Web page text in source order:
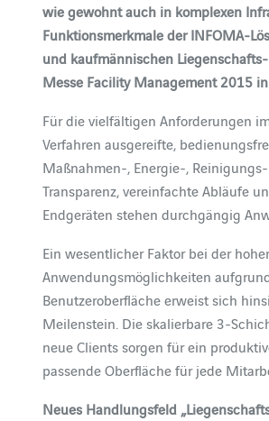
wie gewohnt auch in komplexen
Funktionsmerkmale der INFOMA-
und kaufmännischen
Messe Facility Management 2015
Für die vielfältigen Anforderungen
Verfahren ausgereifte,
Maßnahmen-, Energie-,
Transparenz, vereinfachte Abläufe
Endgeräten stehen durchgängig
Ein wesentlicher Faktor bei der
Anwendungsmöglichkeiten
Benutzeroberfläche erweist sich
Meilenstein. Die skalierbare 3-
neue Clients sorgen für ein
passende Oberfläche für jede
Neues Handlungsfeld